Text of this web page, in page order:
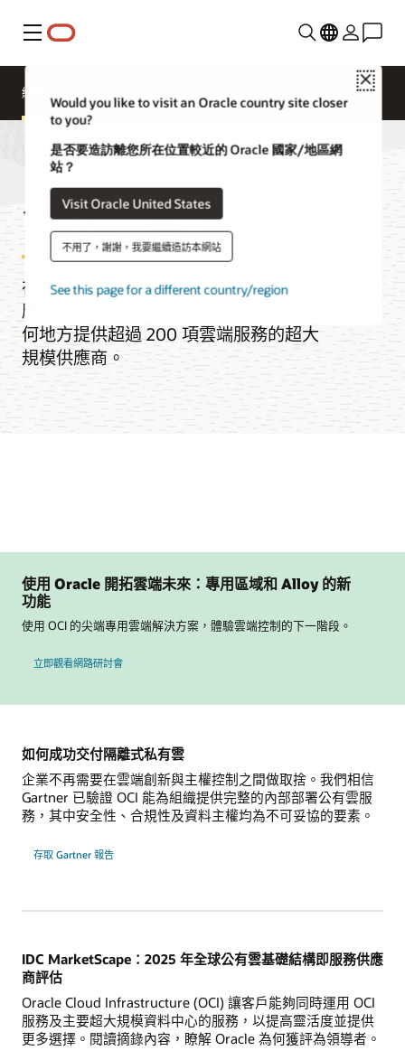
功能表
Close
Would you like to visit an Oracle country site closer
to you?
是否要造訪離您所在位置較近的 Oracle 國家/地區網
站？
Visit Oracle United States
不用了，謝謝，我要繼續造訪本網站
See this page for a different country/region
總覽
分散式雲端
在任何位置執行任何工作負載，包括企業
應用程式和 AI。Oracle 是唯一能夠在任
何地方提供超過 200 項雲端服務的超大
規模供應商。
使用 Oracle 開拓雲端未來：專用區域和 Alloy 的新
功能
使用 OCI 的尖端專用雲端解決方案，體驗雲端控制的下一階段。
立即觀看網路研討會
如何成功交付隔離式私有雲
企業不再需要在雲端創新與主權控制之間做取捨。我們相信
Gartner 已驗證 OCI 能為組織提供完整的內部部署公有雲服
務，其中安全性、合規性及資料主權均為不可妥協的要素。
存取 Gartner 報告
利
離
式
私
有
雲
IDC MarketScape：2025 年全球公有雲基礎結構即服務供應
商評估
Oracle Cloud Infrastructure (OCI) 讓客戶能夠同時運用 OCI
服務及主要超大規模資料中心的服務，以提高靈活度並提供
更多選擇。閱讀摘錄內容，瞭解 Oracle 為何獲評為領導者。